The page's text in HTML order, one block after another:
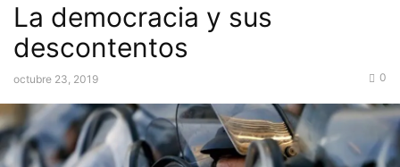
La democracia y sus
descontentos
octubre 23, 2019 0